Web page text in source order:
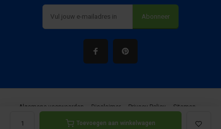
Toevoegen aan winkelwagen
Abonneer
Algemene voorwaarden Disclaimer Privacy Policy Sitemap